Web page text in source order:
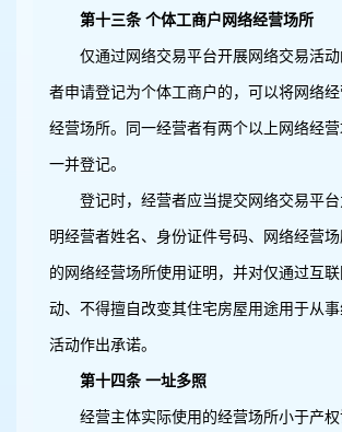
第十三条 个体工商户网络经营场所
仅通过网络交易平台开展网络交易活
者申请登记为个体工商户的，可以将网络
经营场所。同一经营者有两个以上网络经
一并登记。
登记时，经营者应当提交网络交易平
明经营者姓名、身份证件号码、网络经营
的网络经营场所使用证明，并对仅通过互
动、不得擅自改变其住宅房屋用途用于从
活动作出承诺。
第十四条 一址多照
经营主体实际使用的经营场所小于产